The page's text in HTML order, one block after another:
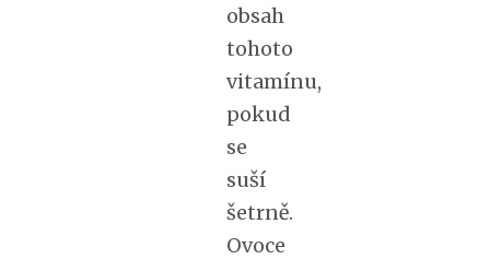
obsah
tohoto
vitamínu,
pokud
se
suší
šetrně.
Ovoce